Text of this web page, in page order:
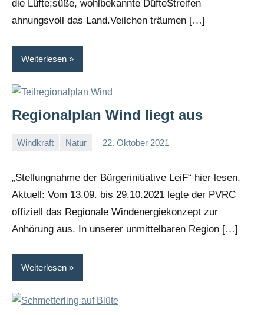
die Lüfte;süße, wohlbekannte DüfteStreifen
ahnungsvoll das Land.Veilchen träumen […]
Weiterlesen
Regionalplan Wind liegt aus
Windkraft Natur 22. Oktober 2021
„Stellungnahme der Bürgerinitiative LeiF“ hier lesen.
Aktuell: Vom 13.09. bis 29.10.2021 legte der PVRC
offiziell das Regionale Windenergiekonzept zur
Anhörung aus. In unserer unmittelbaren Region […]
Weiterlesen